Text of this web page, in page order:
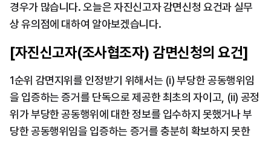
경우가 많습니다. 오늘은 자진신고자 감면신청 요건과 실무
상 유의점에 대하여 알아보겠습니다.
[자진신고자(조사협조자) 감면신청의 요건]
1순위 감면지위를 인정받기 위해서는 (i) 부당한 공동행위임
을 입증하는 증거를 단독으로 제공한 최초의 자이고, (ii) 공정
위가 부당한 공동행위에 대한 정보를 입수하지 못했거나 부
당한 공동행위임을 입증하는 증거를 충분히 확보하지 못한